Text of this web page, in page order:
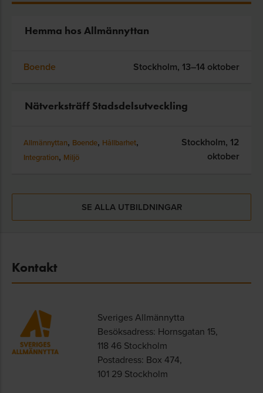
Hemma hos Allmännyttan
Boende Stockholm, 13–14 oktober
Nätverksträff Stadsdelsutveckling
Allmännyttan, Boende, Hållbarhet,
Integration, Miljö
Stockholm, 12
oktober
SE ALLA UTBILDNINGAR
Kontakt
Sveriges Allmännytta
Besöksadress: Hornsgatan 15,
118 46 Stockholm
Postadress: Box 474,
101 29 Stockholm